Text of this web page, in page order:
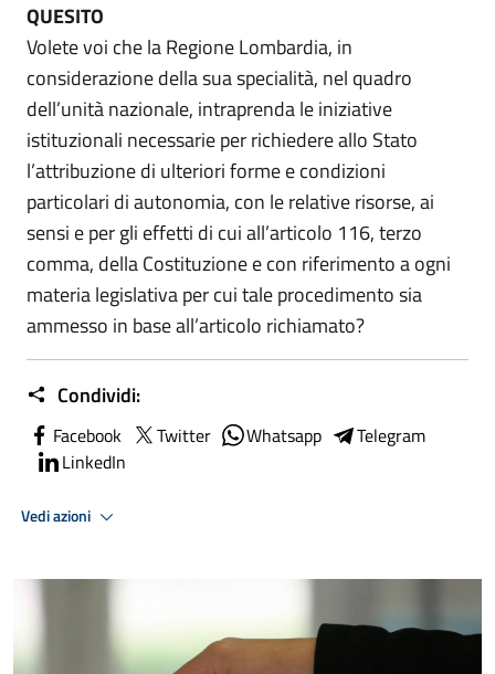
QUESITO
Volete voi che la Regione Lombardia, in
considerazione della sua specialità, nel quadro
dell’unità nazionale, intraprenda le iniziative
istituzionali necessarie per richiedere allo Stato
l’attribuzione di ulteriori forme e condizioni
particolari di autonomia, con le relative risorse, ai
sensi e per gli effetti di cui all’articolo 116, terzo
comma, della Costituzione e con riferimento a ogni
materia legislativa per cui tale procedimento sia
ammesso in base all’articolo richiamato?
Condividi:
Facebook Twitter Whatsapp
Telegram
LinkedIn
Vedi azioni